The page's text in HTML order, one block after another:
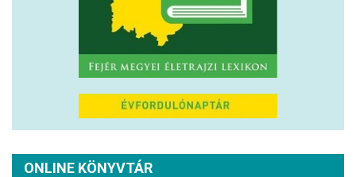
ONLINE KÖNYVTÁR